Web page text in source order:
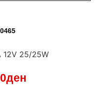
25/25W
ден